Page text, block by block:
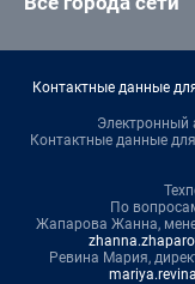
Контактные данные
Электронный
Контактные данные
По
Жапарова Жанна,
Ревина Мария,